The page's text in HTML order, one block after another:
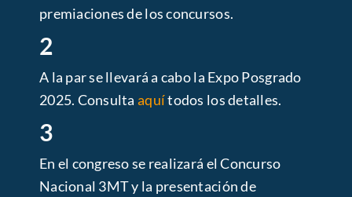
premiaciones de los concursos.
2
A la par se llevará a cabo la Expo Posgrado
2025. Consultaaquítodos los detalles.
3
En el congreso se realizará el Concurso
Nacional 3MT y la presentación de